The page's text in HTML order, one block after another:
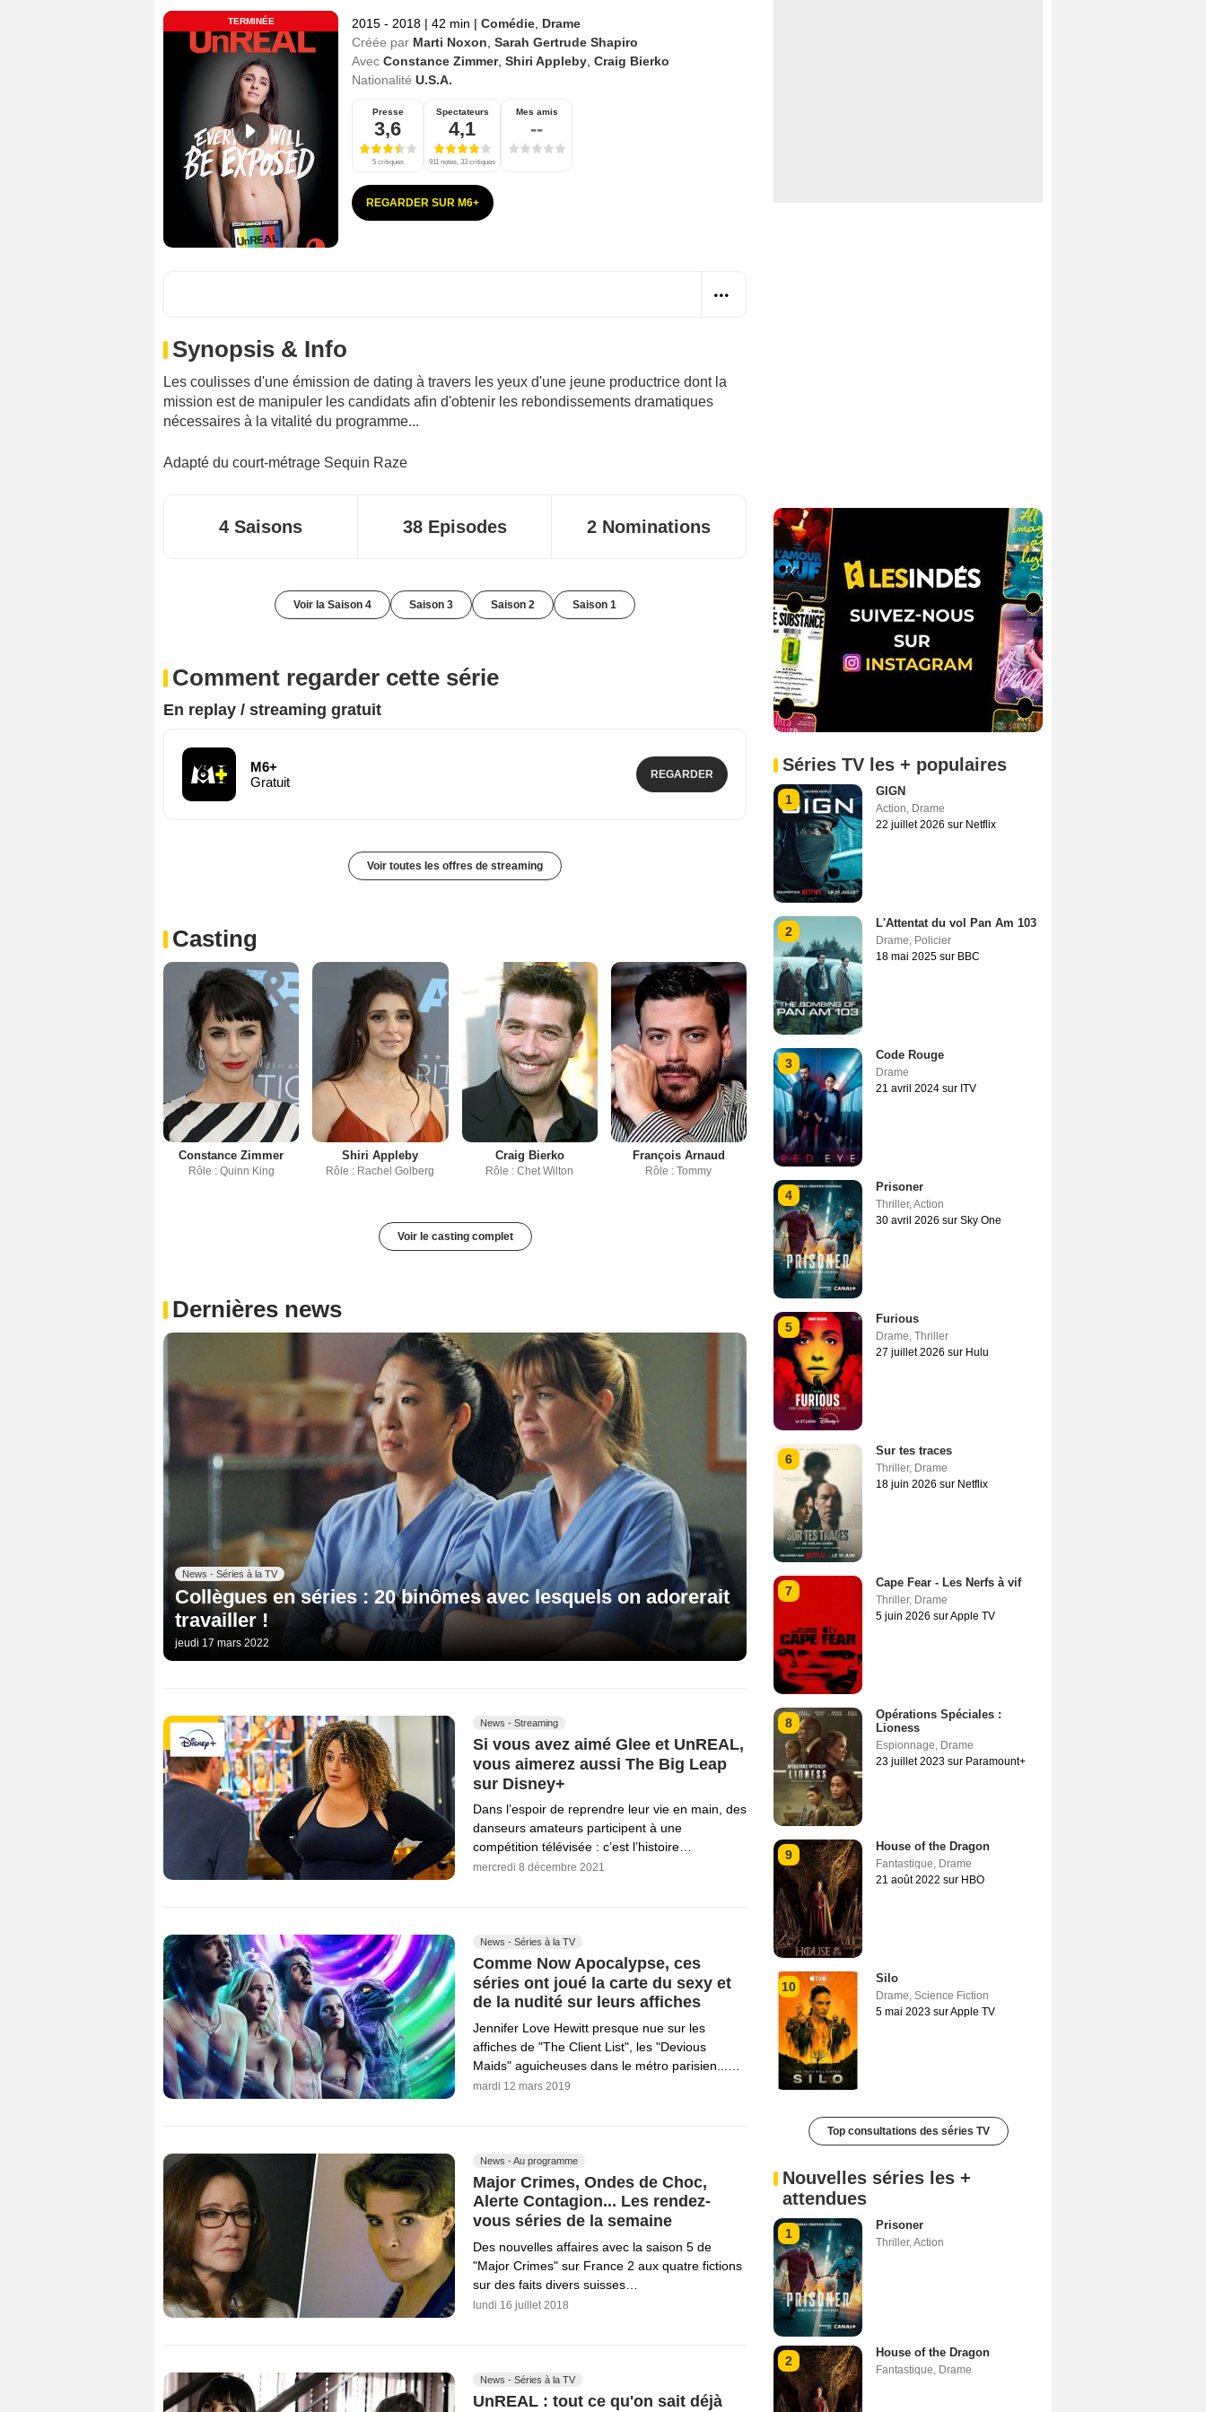
TERMINÉE 2015 - 2018 | 42 min | Comédie Drame
Créée par Marti Noxon Sarah Gertrude Shapiro
Avec Constance Zimmer, Shiri Appleby Craig Bierko
Nationalité U.S.A.
Presse
3,6
5 critiques
Spectateurs
4,1
911 notes, 33 critiques
Mes amis
--
REGARDER SUR M6+
Synopsis & Info
Les coulisses d'une émission de dating à travers les yeux d'une jeune productrice dont la
mission est de manipuler les candidats afin d'obtenir les rebondissements dramatiques
nécessaires à la vitalité du programme...
Adapté du court-métrage Sequin Raze
4 Saisons 38 Episodes 2 Nominations
Voir la Saison 4 Saison 3 Saison 2 Saison 1
Comment regarder cette série
En replay / streaming gratuit
M6+
Gratuit
REGARDER
Voir toutes les offres de streaming
Casting
Constance Zimmer
Rôle : Quinn King
Shiri Appleby
Rôle : Rachel Golberg
Craig Bierko
Rôle : Chet Wilton
François Arnaud
Rôle : Tommy
Voir le casting complet
Dernières news
News - Séries à la TV
Collègues en séries : 20 binômes avec lesquels on adorerait
travailler !
jeudi 17 mars 2022
News - Streaming
Si vous avez aimé Glee et UnREAL,
vous aimerez aussi The Big Leap
sur Disney+
Dans l’espoir de reprendre leur vie en main, des
danseurs amateurs participent à une
compétition télévisée : c’est l’histoire…
mercredi 8 décembre 2021
News - Séries à la TV
Comme Now Apocalypse, ces
séries ont joué la carte du sexy et
de la nudité sur leurs affiches
Jennifer Love Hewitt presque nue sur les
affiches de "The Client List", les "Devious
Maids" aguicheuses dans le métro parisien...…
mardi 12 mars 2019
News - Au programme
Major Crimes, Ondes de Choc,
Alerte Contagion... Les rendez-
vous séries de la semaine
Des nouvelles affaires avec la saison 5 de
"Major Crimes" sur France 2 aux quatre fictions
sur des faits divers suisses…
lundi 16 juillet 2018
News - Séries à la TV
UnREAL : tout ce qu'on sait déjà
Séries TV les + populaires
1
GIGN
Action, Drame
22 juillet 2026 sur Netflix
2
L'Attentat du vol Pan Am 103
Drame, Policier
18 mai 2025 sur BBC
3
Code Rouge
Drame
21 avril 2024 sur ITV
4
Prisoner
Thriller,Action
30 avril 2026 sur Sky One
5
Furious
Drame, Thriller
27 juillet 2026 sur Hulu
6
Sur tes traces
Thriller, Drame
18 juin 2026 sur Netflix
7
Cape Fear - Les Nerfs à vif
Thriller, Drame
5 juin 2026 sur Apple TV
8
Opérations Spéciales :
Lioness
Espionnage, Drame
23 juillet 2023 sur Paramount+
9
House of the Dragon
Fantastique, Drame
21 août 2022 sur HBO
10
Silo
Drame, Science Fiction
5 mai 2023 sur Apple TV
Top consultations des séries TV
Nouvelles séries les +
attendues
1
Prisoner
Thriller,Action
2
House of the Dragon
Fantastique, Drame